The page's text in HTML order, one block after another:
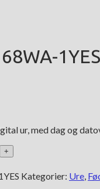
1YES
ur, med dag og
Kategorier: Ure,